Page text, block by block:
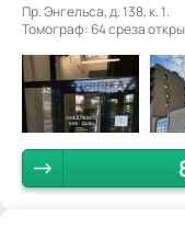
Пр. Энгельса, д. 138, к. 1.
Томограф: 64 среза